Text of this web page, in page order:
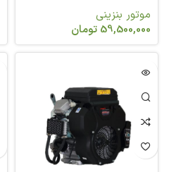
موتور بنزینی
59,500,000 تومان